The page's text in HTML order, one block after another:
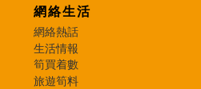
網絡生活
網絡熱話
生活情報
筍買着數
旅遊筍料